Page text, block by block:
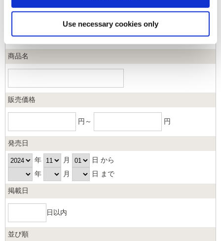
Use necessary cookies only
商品コード
商品名
販売価格
円～ 円
発売日
年 月
日 から
年
月 日 まで
掲載日
日以内
並び順